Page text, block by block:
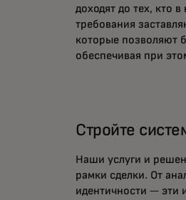
доходят до тех, кто
требования
которые позволяют
обеспечивая при
Стройте
Наши услуги и
рамки сделки. От
идентичности — эти